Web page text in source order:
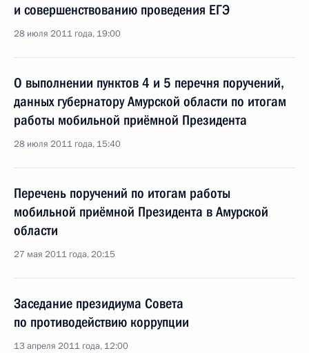
и совершенствованию проведения ЕГЭ
28 июля 2011 года, 19:00
О выполнении пунктов 4 и 5 перечня поручений,
данных губернатору Амурской области по итогам
работы мобильной приёмной Президента
28 июля 2011 года, 15:40
Перечень поручений по итогам работы
мобильной приёмной Президента в Амурской
области
27 мая 2011 года, 20:15
Заседание президиума Совета
по противодействию коррупции
13 апреля 2011 года, 12:00